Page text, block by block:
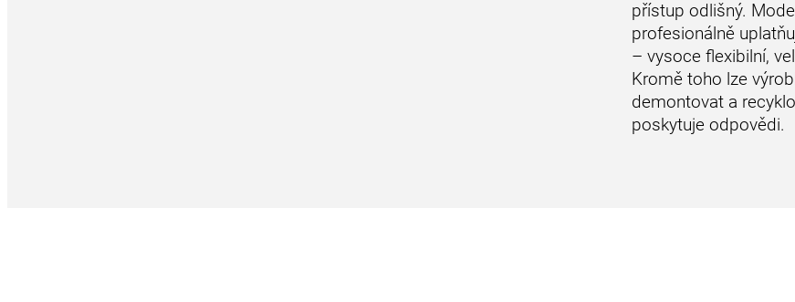
přístup odlišný.
profesionálně
– vysoce flexibilní,
Kromě toho lze
demontovat a
poskytuje odpovědi.